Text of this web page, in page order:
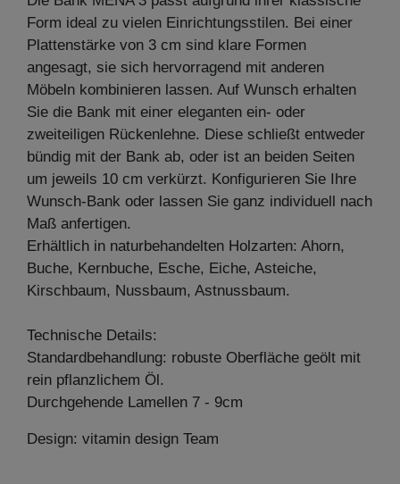
Form ideal zu vielen Einrichtungsstilen. Bei einer
Plattenstärke von 3 cm sind klare Formen
angesagt, sie sich hervorragend mit anderen
Möbeln kombinieren lassen. Auf Wunsch erhalten
Sie die Bank mit einer eleganten ein- oder
zweiteiligen Rückenlehne. Diese schließt entweder
bündig mit der Bank ab, oder ist an beiden Seiten
um jeweils 10 cm verkürzt. Konfigurieren Sie Ihre
Wunsch-Bank oder lassen Sie ganz individuell nach
Maß anfertigen.
Erhältlich in naturbehandelten Holzarten: Ahorn,
Buche, Kernbuche, Esche, Eiche, Asteiche,
Kirschbaum, Nussbaum, Astnussbaum.
Technische Details:
Standardbehandlung: robuste Oberfläche geölt mit
rein pflanzlichem Öl.
Durchgehende Lamellen 7 - 9cm
Design: vitamin design Team